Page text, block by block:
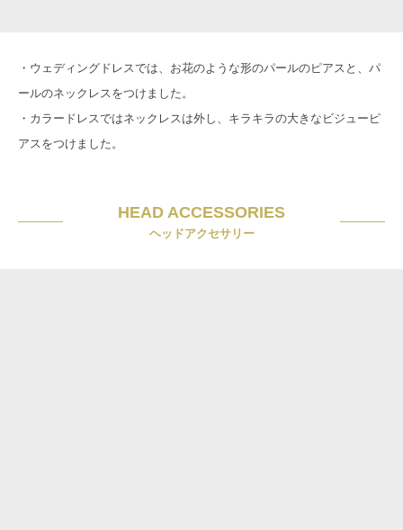
・ウェディングドレスでは、お花のような形のパールのピアスと、パ
ールのネックレスをつけました。
・カラードレスではネックレスは外し、キラキラの大きなビジューピ
アスをつけました。
HEAD ACCESSORIES
ヘッドアクセサリー